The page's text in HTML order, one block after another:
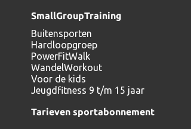
SmallGroupTraining
Buitensporten
Hardloopgroep
PowerFitWalk
WandelWorkout
Voor de kids
Jeugdfitness 9 t/m 15 jaar
Tarieven sportabonnement